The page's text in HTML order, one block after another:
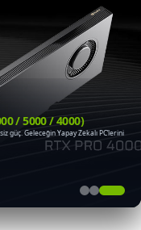
/ 5000 / 4000)
güç. Geleceğin Yapay Zekalı PC’lerini